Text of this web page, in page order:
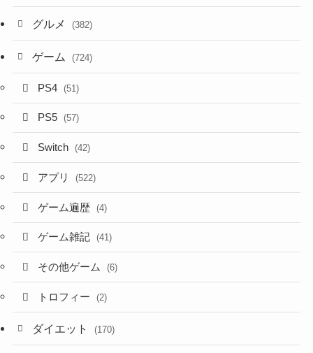
グルメ (382)
ゲーム (724)
PS4 (51)
PS5 (57)
Switch (42)
アプリ (522)
ゲーム遍歴 (4)
ゲーム雑記 (41)
その他ゲーム (6)
トロフィー (2)
ダイエット (170)